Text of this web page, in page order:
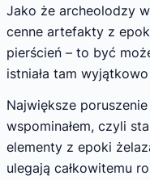
Jako że archeolodzy
cenne artefakty z
pierścień – to być
istniała tam
Największe
wspominałem, czyli
elementy z epoki
ulegają całkowitemu